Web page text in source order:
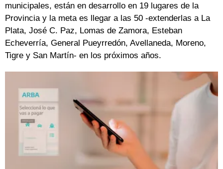
municipales, están en desarrollo en 19 lugares de la
Provincia y la meta es llegar a las 50 -extenderlas a La
Plata, José C. Paz, Lomas de Zamora, Esteban
Echeverría, General Pueyrredón, Avellaneda, Moreno,
Tigre y San Martín- en los próximos años.